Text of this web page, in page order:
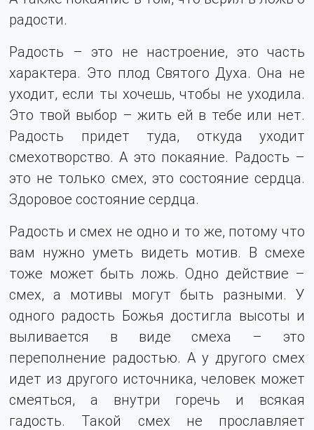
радости.
Радость – это не настроение, это часть
характера. Это плод Святого Духа. Она не
уходит, если ты хочешь, чтобы не уходила.
Это твой выбор – жить ей в тебе или нет.
Радость придет туда, откуда уходит
смехотворство. А это покаяние. Радость –
это не только смех, это состояние сердца.
Здоровое состояние сердца.
Радость и смех не одно и то же, потому что
вам нужно уметь видеть мотив. В смехе
тоже может быть ложь. Одно действие –
смех, а мотивы могут быть разными. У
одного радость Божья достигла высоты и
выливается в виде смеха – это
переполнение радостью. А у другого смех
идет из другого источника, человек может
смеяться, а внутри горечь и всякая
гадость. Такой смех не прославляет